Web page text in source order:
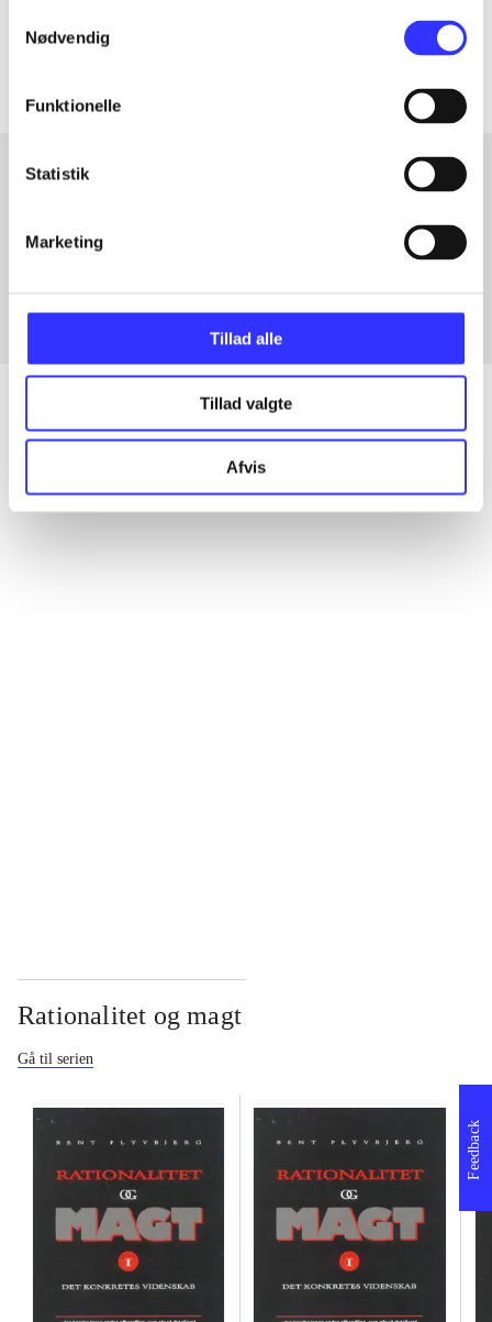
Nødvendig
Funktionelle
Statistik
Marketing
Tillad alle
Tillad valgte
Afvis
Artiklerne i
Fra
Alle registrerede artikler fordelt på udgivelser
Rationalitet og magt
Gå til serien
Feedback